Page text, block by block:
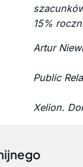
15%
Artur
Public
Xelion.